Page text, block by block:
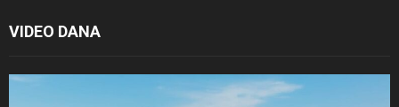
VIDEO DANA